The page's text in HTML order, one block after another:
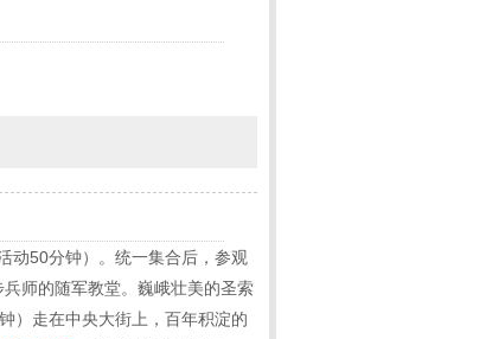
动50分钟）。统一集合后，参观
师的随军教堂。巍峨壮美的圣索
）走在中央大街上，百年积淀的